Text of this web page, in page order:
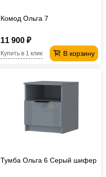
Комод Ольга 7
11 900 ₽
В корзину
Купить в 1 клик
Тумба Ольга 6 Серый шифер